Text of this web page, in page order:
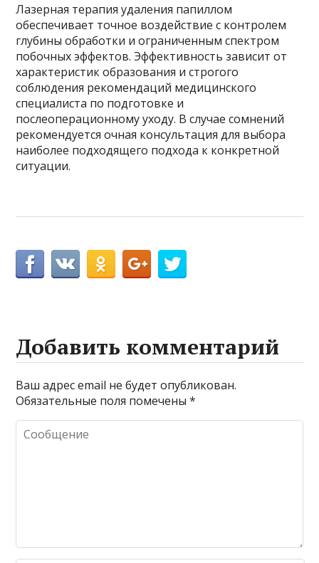
Лазерная терапия удаления папиллом
обеспечивает точное воздействие с контролем
глубины обработки и ограниченным спектром
побочных эффектов. Эффективность зависит от
характеристик образования и строгого
соблюдения рекомендаций медицинского
специалиста по подготовке и
послеоперационному уходу. В случае сомнений
рекомендуется очная консультация для выбора
наиболее подходящего подхода к конкретной
ситуации.
Добавить комментарий
Ваш адрес email не будет опубликован.
Обязательные поля помечены*